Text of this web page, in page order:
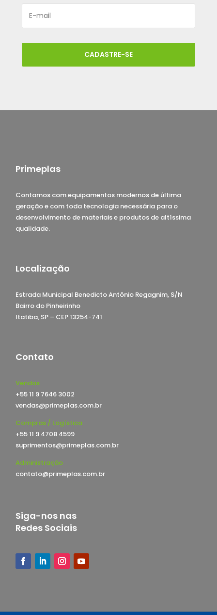
CADASTRE-SE
Primeplas
Contamos com equipamentos modernos de última
geração e com toda tecnologia necessária para o
desenvolvimento de materiais e produtos de altíssima
qualidade.
Localização
Estrada Municipal Benedicto Antônio Regagnim, S/N
Bairro do Pinheirinho
Itatiba, SP – CEP 13254-741
Contato
Vendas
+55 11 9 7646 3002
vendas@primeplas.com.br
Compras / Logística
+55 11 9 4708 4599
suprimentos@primeplas.com.br
Administração
contato@primeplas.com.br
Siga-nos nas
Redes Sociais